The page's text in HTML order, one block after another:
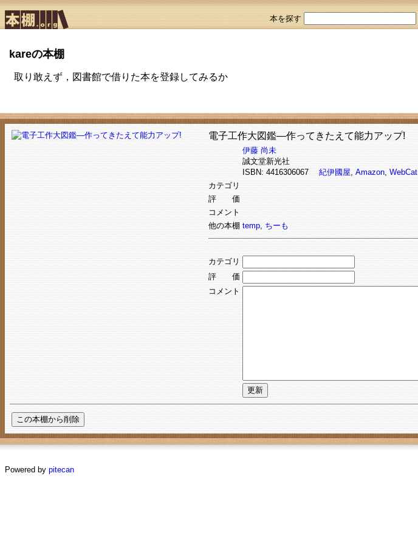
本を探す
kareの本棚
取り敢えず，図書館で借りた本を登録してみるか
電子工作大図鑑―作ってきたえて能力アップ!
伊藤 尚未
誠文堂新光社
ISBN: 4416306067 紀伊國屋, Amazon, WebCat
カテゴリ
評 価
コメント
他の本棚 temp, ちーも
カテゴリ
評 価
コメント
Powered by pitecan